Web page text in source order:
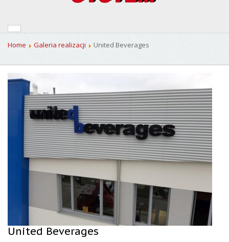
Home Galeria realizacji United Beverages
United Beverages